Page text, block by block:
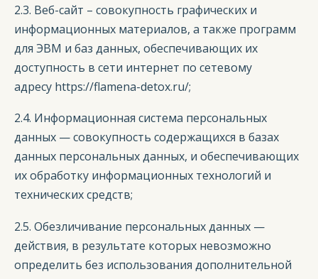
2.3. Веб-сайт – совокупность графических и
информационных материалов, а также программ
для ЭВМ и баз данных, обеспечивающих их
доступность в сети интернет по сетевому
адресу https://flamena-detox.ru/;
2.4. Информационная система персональных
данных — совокупность содержащихся в базах
данных персональных данных, и обеспечивающих
их обработку информационных технологий и
технических средств;
2.5. Обезличивание персональных данных —
действия, в результате которых невозможно
определить без использования дополнительной